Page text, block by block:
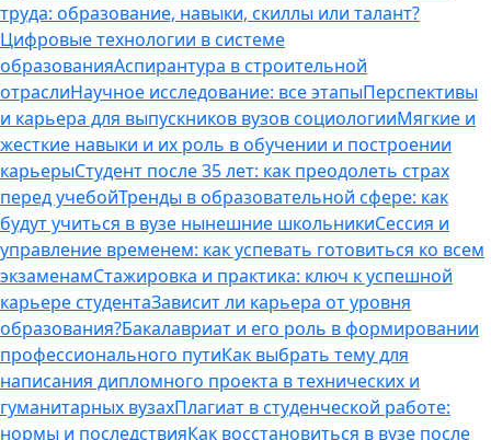
труда: образование, навыки, скиллы или талант?
Цифровые технологии в системе
образованияАспирантура в строительной
отраслиНаучное исследование: все этапыПерспективы
и карьера для выпускников вузов социологииМягкие и
жесткие навыки и их роль в обучении и построении
карьерыСтудент после 35 лет: как преодолеть страх
перед учебойТренды в образовательной сфере: как
будут учиться в вузе нынешние школьникиСессия и
управление временем: как успевать готовиться ко всем
экзаменамСтажировка и практика: ключ к успешной
карьере студентаЗависит ли карьера от уровня
образования?Бакалавриат и его роль в формировании
профессионального путиКак выбрать тему для
написания дипломного проекта в технических и
гуманитарных вузахПлагиат в студенческой работе:
нормы и последствияКак восстановиться в вузе после